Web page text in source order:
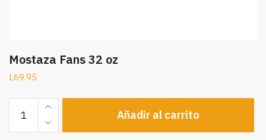
Mostaza Fans 32 oz
L69.95
Fans
32
Añadir al carrito